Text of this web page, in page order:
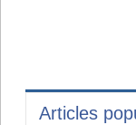
Articles